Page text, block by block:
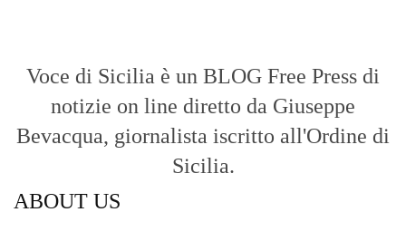
Voce di Sicilia è un BLOG Free Press di
notizie on line diretto da Giuseppe
Bevacqua, giornalista iscritto all'Ordine di
Sicilia.
ABOUT US